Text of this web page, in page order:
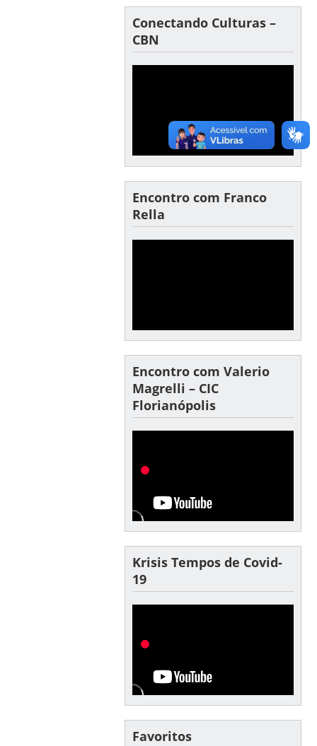
Conectando Culturas –
CBN
Encontro com Franco
Rella
Encontro com Valerio
Magrelli – CIC
Florianópolis
Krisis Tempos de Covid-
19
Favoritos